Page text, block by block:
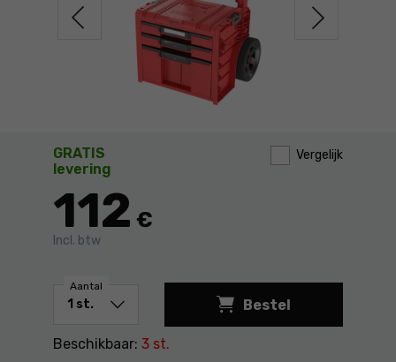
GRATIS
levering
Vergelijk
112 €
Incl. btw
Aantal
Bestel
Beschikbaar: 3 st.